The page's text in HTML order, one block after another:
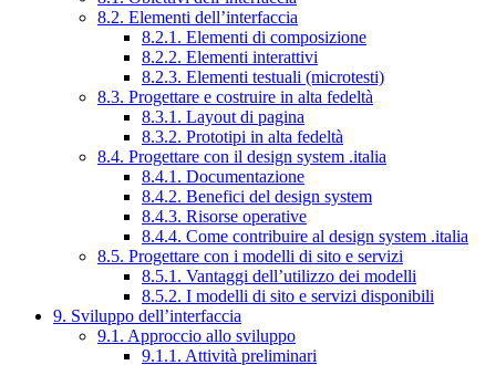
8.2. Elementi dell’interfaccia
8.2.1. Elementi di composizione
8.2.2. Elementi interattivi
8.2.3. Elementi testuali (microtesti)
8.3. Progettare e costruire in alta fedeltà
8.3.1. Layout di pagina
8.3.2. Prototipi in alta fedeltà
8.4. Progettare con il design system .italia
8.4.1. Documentazione
8.4.2. Benefici del design system
8.4.3. Risorse operative
8.4.4. Come contribuire al design system .italia
8.5. Progettare con i modelli di sito e servizi
8.5.1. Vantaggi dell’utilizzo dei modelli
8.5.2. I modelli di sito e servizi disponibili
9. Sviluppo dell’interfaccia
9.1. Approccio allo sviluppo
9.1.1. Attività preliminari